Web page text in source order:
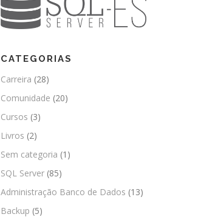
CATEGORIAS
Carreira (28)
Comunidade (20)
Cursos (3)
Livros (2)
Sem categoria (1)
SQL Server (85)
Administração Banco de Dados (13)
Backup (5)